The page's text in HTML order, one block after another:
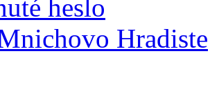
heslo
Hradiste